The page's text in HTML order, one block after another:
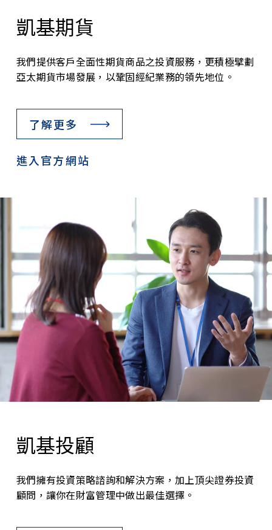
凱基期貨
我們提供客戶全面性期貨商品之投資服務，更積極擘劃
亞太期貨市場發展，以鞏固經紀業務的領先地位。
了解更多
進入官方網站
凱基投顧
我們擁有投資策略諮詢和解決方案，加上頂尖證券投資
顧問，讓你在財富管理中做出最佳選擇。